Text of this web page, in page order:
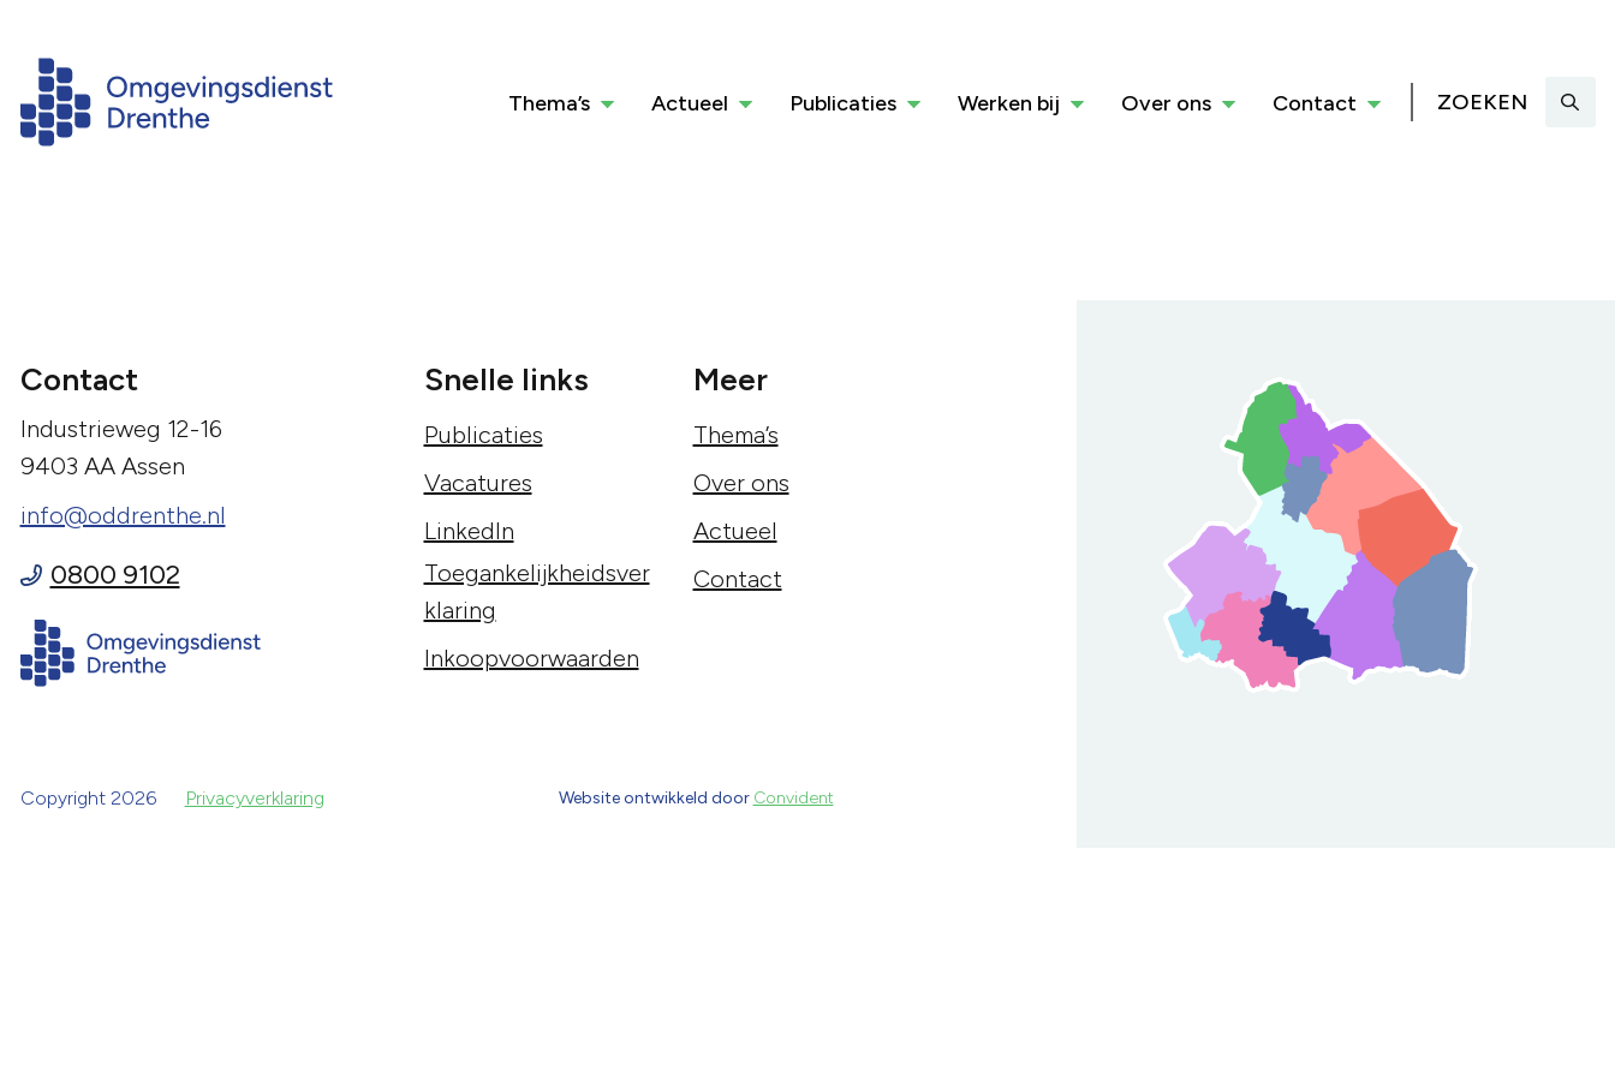
Thema’s Actueel Publicaties Werken bij Over ons Contact ZOEKEN
Contact
Industrieweg 12-16
9403 AA Assen
info@oddrenthe.nl
0800 9102
Snelle links
Publicaties
Vacatures
LinkedIn
Toegankelijkheidsver
klaring
Inkoopvoorwaarden
Meer
Thema’s
Over ons
Actueel
Contact
Copyright 2026 Privacyverklaring Website ontwikkeld door Convident